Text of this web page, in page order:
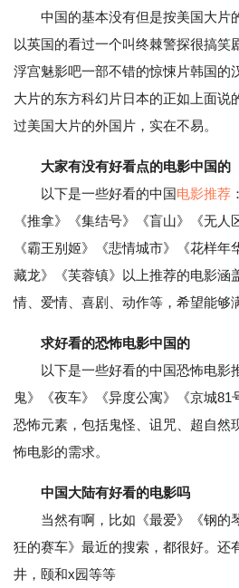
中国的基本没有但是按美国大片
以英国的看过一个叫终棘警探很搞笑
浮宫魅影吧一部不错的惊悚片韩国的
大片的东方科幻片日本的正如上面说
过美国大片的外国片，实在不易。
大家有没有好看点的电影中国的
以下是一些好看的中国电影推荐
《推拿》《集结号》《盲山》《无人
《霸王别姬》《悲情城市》《花样
藏龙》《芙蓉镇》以上推荐的电影涵
情、爱情、喜剧、动作等，希望能够
求好看的恐怖电影中国的
以下是一些好看的中国恐怖电影
鬼》《夜车》《异度公寓》《京城81
恐怖元素，包括鬼怪、诅咒、超自然
怖电影的需求。
中国大陆有好看的电影吗
当然有啊，比如《最爱》《钢的
狂的赛车》最近的搜索，都很好。还
井，颐和x园等等